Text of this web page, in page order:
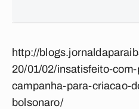
http://
20/01/02/insatisfeito-
campanha-para-criacao-
bolsonaro/